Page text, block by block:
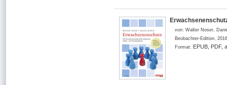
von: Walter Noser,
Beobachter-Edition, 2016
Format: EPUB, PDF,